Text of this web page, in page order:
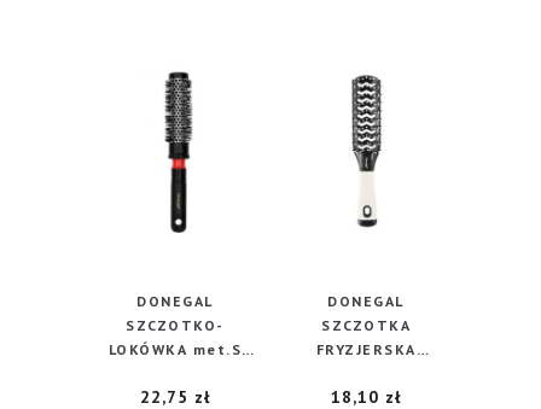
DONEGAL
SZCZOTKO-
LOKÓWKA met.S
22,75 zł
DONEGAL
SZCZOTKA
FRYZJERSKA
(9048)
18,10 zł